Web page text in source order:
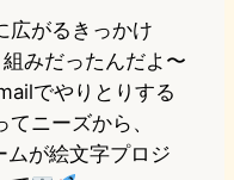
広がるきっかけ
みだったんだよ〜
でやりとりする
ニーズから、
ムが絵文字プロジ